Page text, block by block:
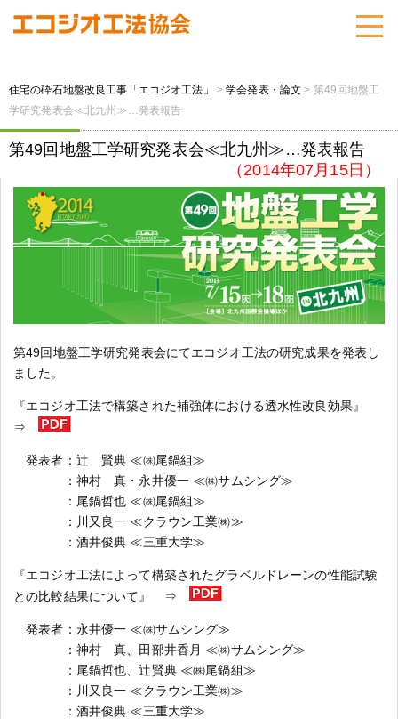
住宅の砕石地盤改良工事「エコジオ工法」 >学会発表・論文 > 第49回地盤工
学研究発表会≪北九州≫…発表報告
第49回地盤工学研究発表会≪北九州≫…発表報告
（2014年07月15日）
第49回地盤工学研究発表会にてエコジオ工法の研究成果を発表し
ました。
『エコジオ工法で構築された補強体における透水性改良効果』
⇒
発表者：辻 賢典 ≪㈱尾鍋組≫
：神村 真・永井優一 ≪㈱サムシング≫
：尾鍋哲也 ≪㈱尾鍋組≫
：川又良一 ≪クラウン工業㈱≫
：酒井俊典 ≪三重大学≫
『エコジオ工法によって構築されたグラベルドレーンの性能試験
との比較結果について』 ⇒
発表者：永井優一 ≪㈱サムシング≫
：神村 真、田部井香月 ≪㈱サムシング≫
：尾鍋哲也、辻賢典 ≪㈱尾鍋組≫
：川又良一 ≪クラウン工業㈱≫
：酒井俊典 ≪三重大学≫